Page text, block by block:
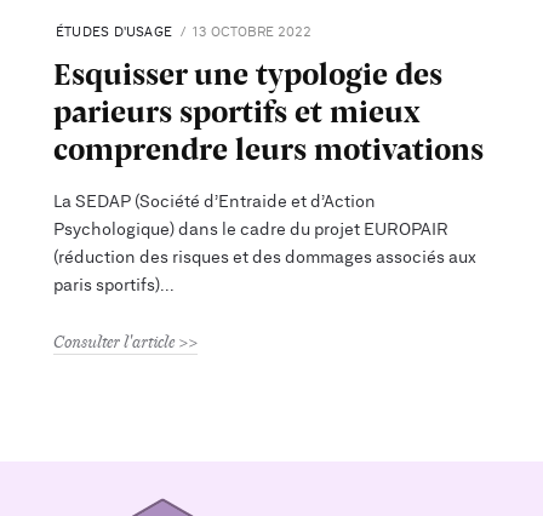
ÉTUDES D'USAGE 13 OCTOBRE 2022
Esquisser une typologie des
parieurs sportifs et mieux
comprendre leurs motivations
La SEDAP (Société d’Entraide et d’Action
Psychologique) dans le cadre du projet EUROPAIR
(réduction des risques et des dommages associés aux
paris sportifs)
Consulter l'article